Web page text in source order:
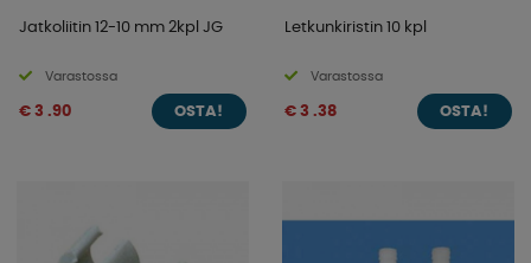
Jatkoliitin 12-10 mm 2kpl JG
Varastossa
€ 3 .90 OSTA!
Letkunkiristin 10 kpl
Varastossa
€ 3 .38 OSTA!